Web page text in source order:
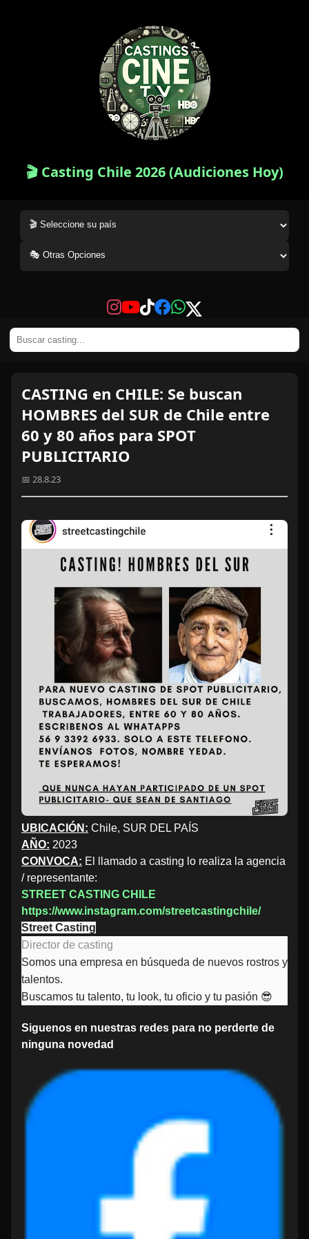
🎬 Casting Chile 2026 (Audiciones Hoy)
CASTING en CHILE: Se buscan
HOMBRES del SUR de Chile entre
60 y 80 años para SPOT
PUBLICITARIO
📅 28.8.23
UBICACIÓN: Chile, SUR DEL PAÍS
AÑO: 2023
CONVOCA: El llamado a casting lo realiza la agencia
/ representante:
STREET CASTING CHILE
https://www.instagram.com/streetcastingchile/
Street Casting
Director de casting
Somos una empresa en búsqueda de nuevos rostros y
talentos.
Buscamos tu talento, tu look, tu oficio y tu pasión 😎
Siguenos en nuestras redes para no perderte de
ninguna novedad